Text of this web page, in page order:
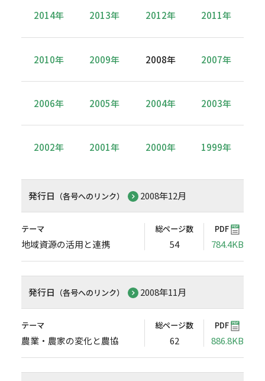
2014年 2013年 2012年 2011年
2010年 2009年 2008年 2007年
2006年 2005年 2004年 2003年
2002年 2001年 2000年 1999年
発行日 （各号へのリンク） 2008年12月
テーマ
地域資源の活用と連携
総ページ数
54
PDF
784.4KB
発行日 （各号へのリンク） 2008年11月
テーマ
農業・農家の変化と農協
総ページ数
62
PDF
886.8KB